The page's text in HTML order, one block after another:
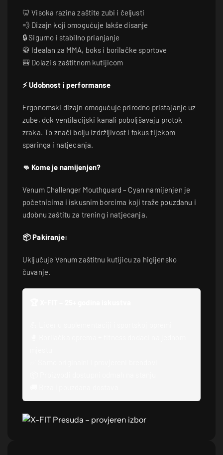
🦷 Visoka razina zaštite zubi i čeljusti
💨 Dizajn koji omogućuje lakše disanje
🔒 Sigurno i stabilno prianjanje
🥋 Idealan za MMA, boks i borilačke sportove
🎒 Dolazi s zaštitnom kutijicom
⚡ Udobnost i performanse
Ergonomski dizajn omogućuje prirodno pristajanje uz
zube, dok ventilacijski kanali poboljšavaju protok
zraka. To znači bolju izdržljivost i fokus tijekom
sparinga i natjecanja.
👊 Kome je namijenjen?
Venum Challenger Mouthguard – Cyan namijenjen je
početnicima i iskusnim borcima koji traže pouzdanu i
udobnu zaštitu za trening i natjecanja.
📦 Pakiranje:
Uključuje Venum zaštitnu kutijicu za higijensko
čuvanje.